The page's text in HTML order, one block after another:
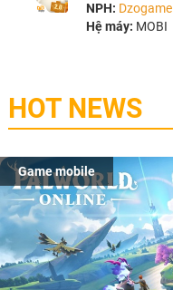
NPH: Dzogame
Hệ máy: MOBI
HOT NEWS
Game mobile